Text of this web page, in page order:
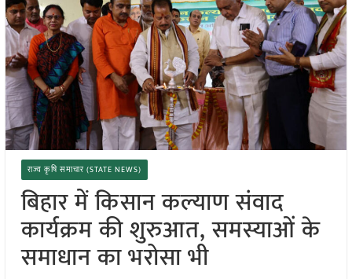
राज्य कृषि समाचार (STATE NEWS)
बिहार में किसान कल्याण संवाद
कार्यक्रम की शुरुआत, समस्याओं के
समाधान का भरोसा भी